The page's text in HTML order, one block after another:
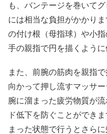
も、バンテージを巻いて
には相当な負担がかかり
の付け根（母指球）や小
手の親指で円を描くよう
また、前腕の筋肉を親指
向かって押し流すマッサ
腕に溜まった疲労物質が
ド低下を防ぐことができ
まった状態で行うとさら